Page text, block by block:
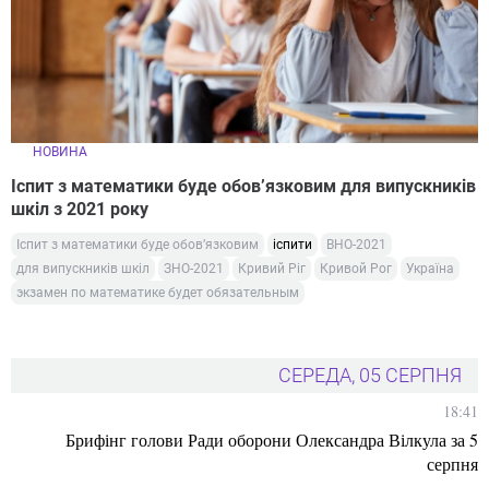
НОВИНА
Іспит з математики буде обов’язковим для випускників
шкіл з 2021 року
Іспит з математики буде обов’язковим іспити
ВНО-2021
для випускників шкіл
ЗНО-2021 Кривий Ріг Кривой Рог
Україна
экзамен по математике будет обязательным
СЕРЕДА, 05 СЕРПНЯ
18:41
Брифінг голови Ради оборони Олександра Вілкула за 5
серпня